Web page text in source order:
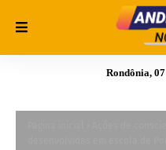
Rondônia,